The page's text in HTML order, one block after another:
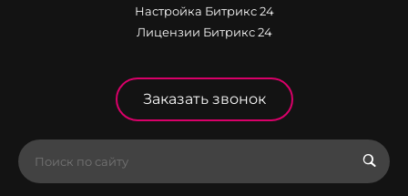
Настройка Битрикс 24
Лицензии Битрикс 24
Заказать звонок